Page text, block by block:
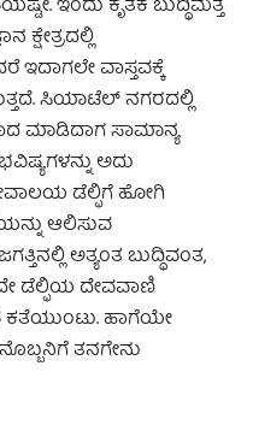
ಇಂದು ಕೃತಕ ಬುದ್ಧಿಮತ್ತೆ
ಕ್ಷೇತ್ರದಲ್ಲಿ
ಇದಾಗಲೇ ವಾಸ್ತವಕ್ಕೆ
ಸಿಯಾಟೆಲ್ ನಗರದಲ್ಲಿ
ಮಾಡಿದಾಗ ಸಾಮಾನ್ಯ
ಅದು
ಡೆಲ್ಫಿಗೆ ಹೋಗಿ
ಆಲಿಸುವ
ಅತ್ಯಂತ ಬುದ್ಧಿವಂತ,
ಡೆಲ್ಫಿಯ ದೇವವಾಣಿ
ಕತೆಯುಂಟು. ಹಾಗೆಯೇ
ತನಗೇನು